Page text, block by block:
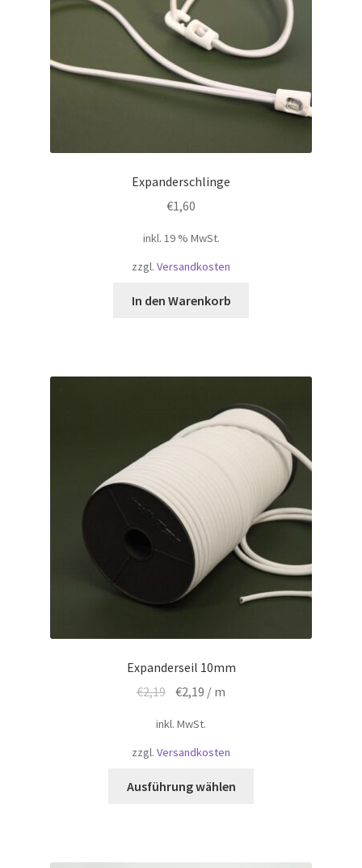
Expanderschlinge
€1,60
inkl. 19 % MwSt.
zzgl. Versandkosten
In den Warenkorb
Expanderseil 10mm
€2,19 Ursprünglicher
war:
€2,19
€2,19 Aktueller
ist:
€2,19.
/ m
inkl. MwSt.
zzgl. Versandkosten
Ausführung wählen